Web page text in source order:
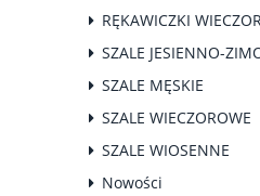
RĘKAWICZKI
SZALE JESIENNO-
SZALE MĘSKIE
SZALE WIECZOROWE
SZALE WIOSENNE
Nowości